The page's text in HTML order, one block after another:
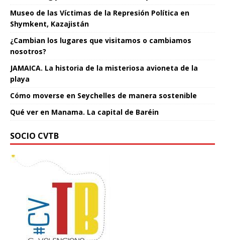
Museo de las Víctimas de la Represión Política en
Shymkent, Kazajistán
¿Cambian los lugares que visitamos o cambiamos
nosotros?
JAMAICA. La historia de la misteriosa avioneta de la
playa
Cómo moverse en Seychelles de manera sostenible
Qué ver en Manama. La capital de Baréin
SOCIO CVTB